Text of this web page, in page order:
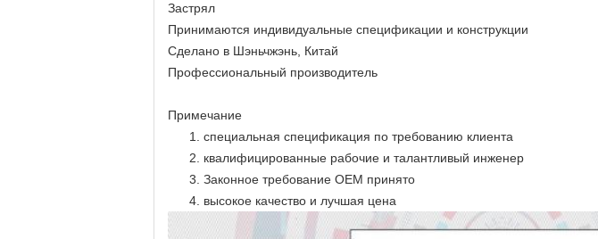
Застрял
Принимаются индивидуальные спецификации и конструкции
Сделано в Шэньчжэнь, Китай
Профессиональный производитель
Примечание
1. специальная спецификация по требованию клиента
2. квалифицированные рабочие и талантливый инженер
3. Законное требование OEM принято
4. высокое качество и лучшая цена